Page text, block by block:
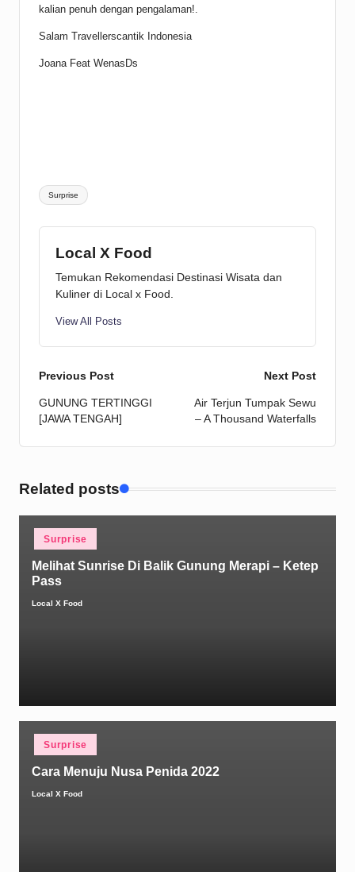
kalian penuh dengan pengalaman!.
Salam Travellerscantik Indonesia
Joana Feat WenasDs
Tags:
Surprise
Local X Food
Temukan Rekomendasi Destinasi Wisata dan
Kuliner di Local x Food.
View All Posts
Post
navigation
Previous Post
GUNUNG TERTINGGI
[JAWA TENGAH]
Next Post
Air Terjun Tumpak Sewu
– A Thousand Waterfalls
Related posts
Surprise
Melihat Sunrise Di Balik Gunung Merapi – Ketep
Pass
Posted
Local X Food
Surprise
Cara Menuju Nusa Penida 2022
Posted
Local X Food